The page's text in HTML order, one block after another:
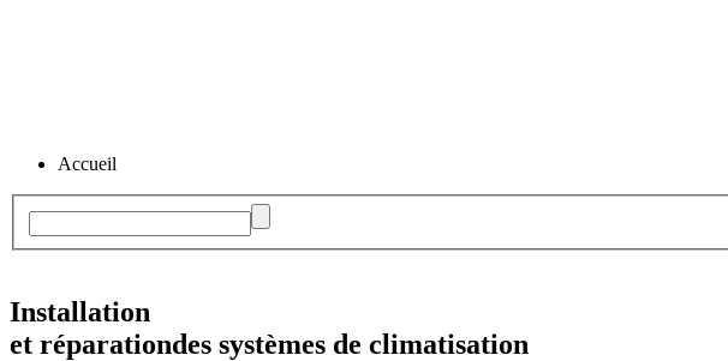
Accueil
Installation
et réparationdes systèmes de climatisation